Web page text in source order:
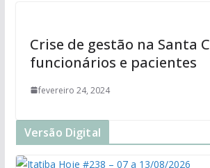
Crise de gestão na Santa
funcionários e pacientes
fevereiro 24, 2024
Versão Digital